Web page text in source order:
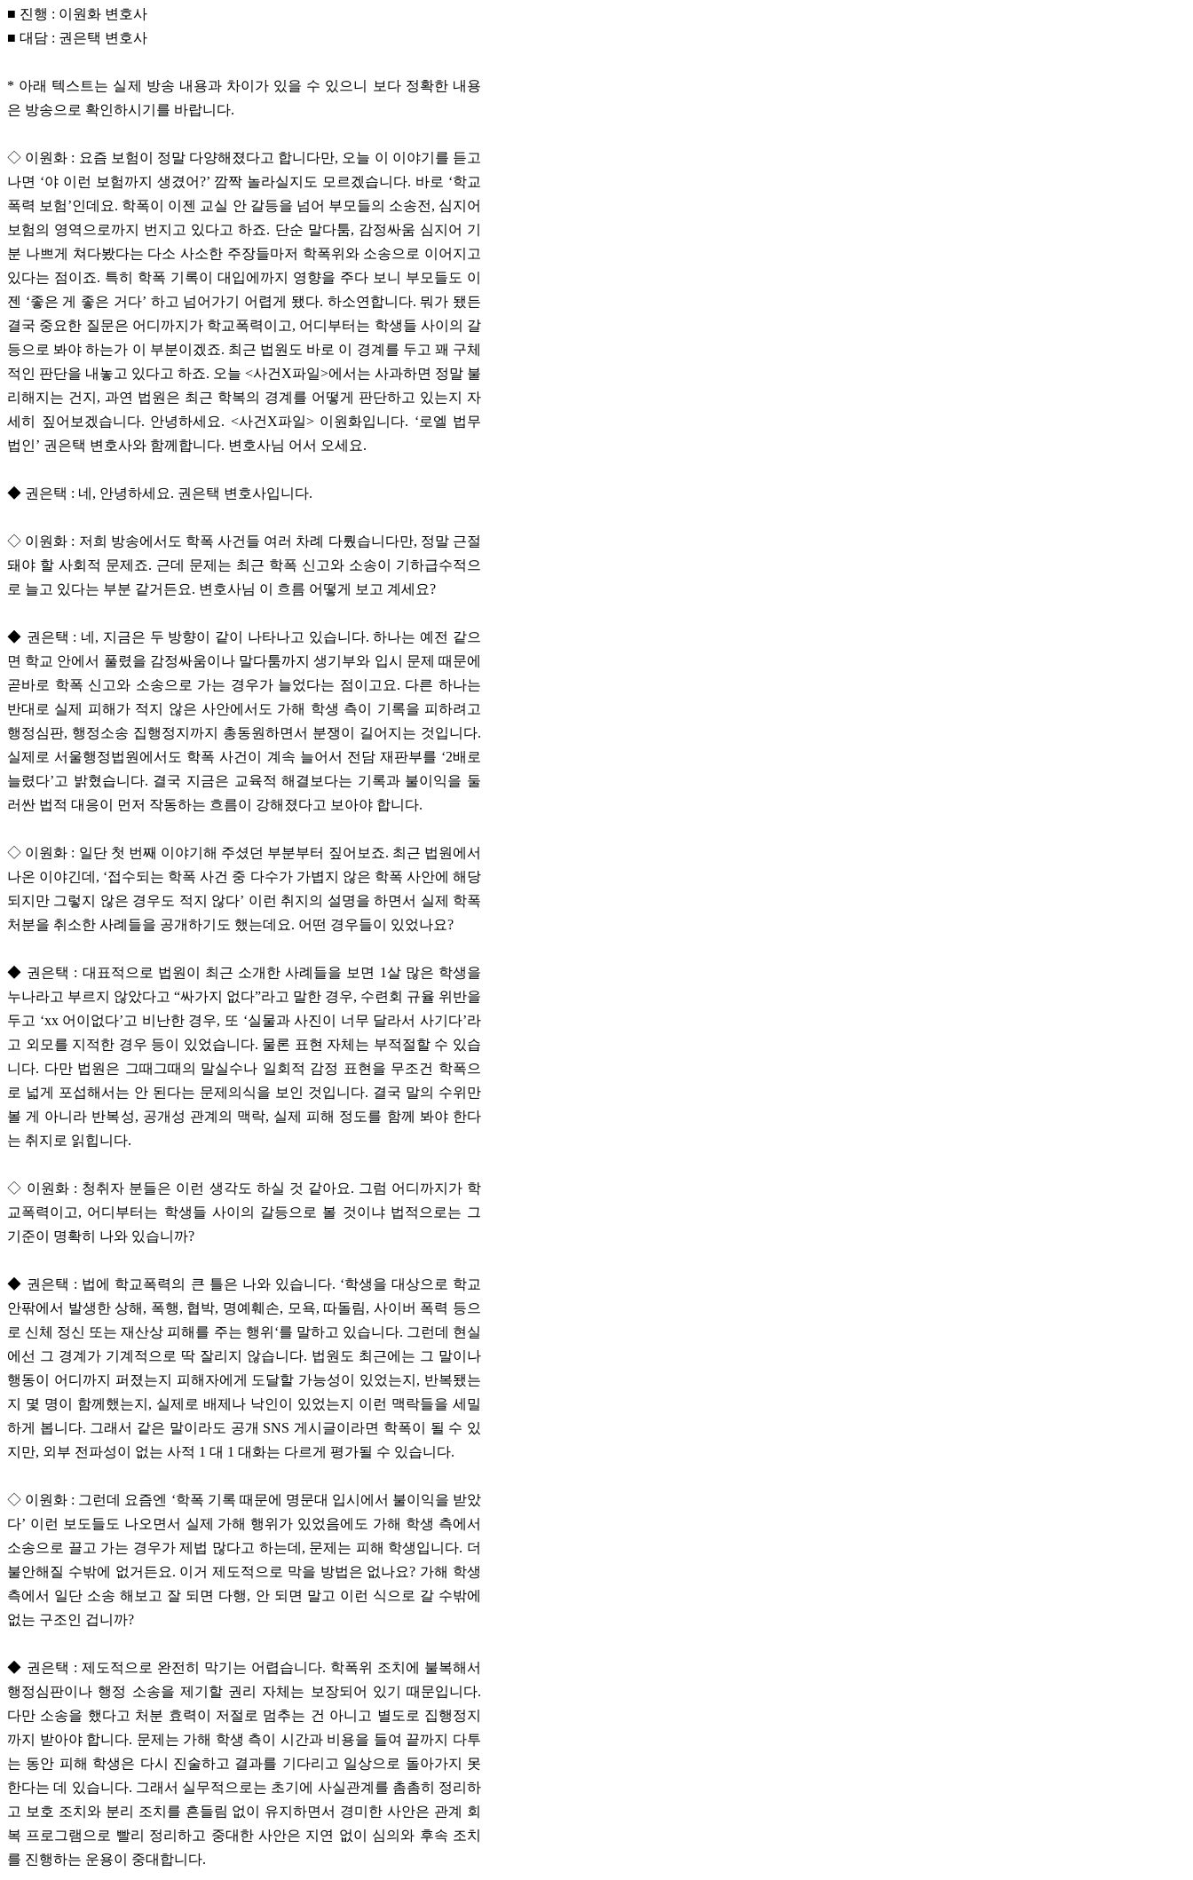
■ 진행 : 이원화 변호사
■ 대담 : 권은택 변호사
* 아래 텍스트는 실제 방송 내용과 차이가 있을 수 있으니 보다 정확한 내용
은 방송으로 확인하시기를 바랍니다.
◇ 이원화 : 요즘 보험이 정말 다양해졌다고 합니다만, 오늘 이 이야기를 듣고
나면 ‘야 이런 보험까지 생겼어?’ 깜짝 놀라실지도 모르겠습니다. 바로 ‘학교
폭력 보험’인데요. 학폭이 이젠 교실 안 갈등을 넘어 부모들의 소송전, 심지어
보험의 영역으로까지 번지고 있다고 하죠. 단순 말다툼, 감정싸움 심지어 기
분 나쁘게 쳐다봤다는 다소 사소한 주장들마저 학폭위와 소송으로 이어지고
있다는 점이죠. 특히 학폭 기록이 대입에까지 영향을 주다 보니 부모들도 이
젠 ‘좋은 게 좋은 거다’ 하고 넘어가기 어렵게 됐다. 하소연합니다. 뭐가 됐든
결국 중요한 질문은 어디까지가 학교폭력이고, 어디부터는 학생들 사이의 갈
등으로 봐야 하는가 이 부분이겠죠. 최근 법원도 바로 이 경계를 두고 꽤 구체
적인 판단을 내놓고 있다고 하죠. 오늘 <사건X파일>에서는 사과하면 정말 불
리해지는 건지, 과연 법원은 최근 학복의 경계를 어떻게 판단하고 있는지 자
세히 짚어보겠습니다. 안녕하세요. <사건X파일> 이원화입니다. ‘로엘 법무
법인’ 권은택 변호사와 함께합니다. 변호사님 어서 오세요.
◆ 권은택 : 네, 안녕하세요. 권은택 변호사입니다.
◇ 이원화 : 저희 방송에서도 학폭 사건들 여러 차례 다뤘습니다만, 정말 근절
돼야 할 사회적 문제죠. 근데 문제는 최근 학폭 신고와 소송이 기하급수적으
로 늘고 있다는 부분 같거든요. 변호사님 이 흐름 어떻게 보고 계세요?
◆ 권은택 : 네, 지금은 두 방향이 같이 나타나고 있습니다. 하나는 예전 같으
면 학교 안에서 풀렸을 감정싸움이나 말다툼까지 생기부와 입시 문제 때문에
곧바로 학폭 신고와 소송으로 가는 경우가 늘었다는 점이고요. 다른 하나는
반대로 실제 피해가 적지 않은 사안에서도 가해 학생 측이 기록을 피하려고
행정심판, 행정소송 집행정지까지 총동원하면서 분쟁이 길어지는 것입니다.
실제로 서울행정법원에서도 학폭 사건이 계속 늘어서 전담 재판부를 ‘2배로
늘렸다’고 밝혔습니다. 결국 지금은 교육적 해결보다는 기록과 불이익을 둘
러싼 법적 대응이 먼저 작동하는 흐름이 강해졌다고 보아야 합니다.
◇ 이원화 : 일단 첫 번째 이야기해 주셨던 부분부터 짚어보죠. 최근 법원에서
나온 이야긴데, ‘접수되는 학폭 사건 중 다수가 가볍지 않은 학폭 사안에 해당
되지만 그렇지 않은 경우도 적지 않다’ 이런 취지의 설명을 하면서 실제 학폭
처분을 취소한 사례들을 공개하기도 했는데요. 어떤 경우들이 있었나요?
◆ 권은택 : 대표적으로 법원이 최근 소개한 사례들을 보면 1살 많은 학생을
누나라고 부르지 않았다고 “싸가지 없다”라고 말한 경우, 수련회 규율 위반을
두고 ‘xx 어이없다’고 비난한 경우, 또 ‘실물과 사진이 너무 달라서 사기다’라
고 외모를 지적한 경우 등이 있었습니다. 물론 표현 자체는 부적절할 수 있습
니다. 다만 법원은 그때그때의 말실수나 일회적 감정 표현을 무조건 학폭으
로 넓게 포섭해서는 안 된다는 문제의식을 보인 것입니다. 결국 말의 수위만
볼 게 아니라 반복성, 공개성 관계의 맥락, 실제 피해 정도를 함께 봐야 한다
는 취지로 읽힙니다.
◇ 이원화 : 청취자 분들은 이런 생각도 하실 것 같아요. 그럼 어디까지가 학
교폭력이고, 어디부터는 학생들 사이의 갈등으로 볼 것이냐 법적으로는 그
기준이 명확히 나와 있습니까?
◆ 권은택 : 법에 학교폭력의 큰 틀은 나와 있습니다. ‘학생을 대상으로 학교
안팎에서 발생한 상해, 폭행, 협박, 명예훼손, 모욕, 따돌림, 사이버 폭력 등으
로 신체 정신 또는 재산상 피해를 주는 행위‘를 말하고 있습니다. 그런데 현실
에선 그 경계가 기계적으로 딱 잘리지 않습니다. 법원도 최근에는 그 말이나
행동이 어디까지 퍼졌는지 피해자에게 도달할 가능성이 있었는지, 반복됐는
지 몇 명이 함께했는지, 실제로 배제나 낙인이 있었는지 이런 맥락들을 세밀
하게 봅니다. 그래서 같은 말이라도 공개 SNS 게시글이라면 학폭이 될 수 있
지만, 외부 전파성이 없는 사적 1 대 1 대화는 다르게 평가될 수 있습니다.
◇ 이원화 : 그런데 요즘엔 ‘학폭 기록 때문에 명문대 입시에서 불이익을 받았
다’ 이런 보도들도 나오면서 실제 가해 행위가 있었음에도 가해 학생 측에서
소송으로 끌고 가는 경우가 제법 많다고 하는데, 문제는 피해 학생입니다. 더
불안해질 수밖에 없거든요. 이거 제도적으로 막을 방법은 없나요? 가해 학생
측에서 일단 소송 해보고 잘 되면 다행, 안 되면 말고 이런 식으로 갈 수밖에
없는 구조인 겁니까?
◆ 권은택 : 제도적으로 완전히 막기는 어렵습니다. 학폭위 조치에 불복해서
행정심판이나 행정 소송을 제기할 권리 자체는 보장되어 있기 때문입니다.
다만 소송을 했다고 처분 효력이 저절로 멈추는 건 아니고 별도로 집행정지
까지 받아야 합니다. 문제는 가해 학생 측이 시간과 비용을 들여 끝까지 다투
는 동안 피해 학생은 다시 진술하고 결과를 기다리고 일상으로 돌아가지 못
한다는 데 있습니다. 그래서 실무적으로는 초기에 사실관계를 촘촘히 정리하
고 보호 조치와 분리 조치를 흔들림 없이 유지하면서 경미한 사안은 관계 회
복 프로그램으로 빨리 정리하고 중대한 사안은 지연 없이 심의와 후속 조치
를 진행하는 운용이 중대합니다.